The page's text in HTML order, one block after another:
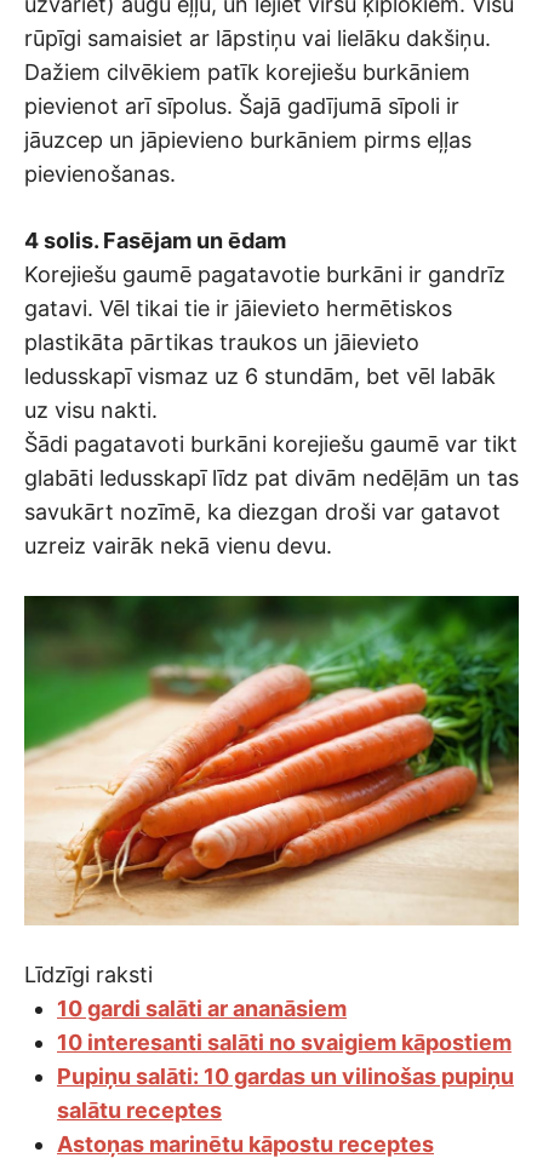
rūpīgi samaisiet ar lāpstiņu vai lielāku dakšiņu.
Dažiem cilvēkiem patīk korejiešu burkāniem
pievienot arī sīpolus. Šajā gadījumā sīpoli ir
jāuzcep un jāpievieno burkāniem pirms eļļas
pievienošanas.
4 solis. Fasējam un ēdam
Korejiešu gaumē pagatavotie burkāni ir gandrīz
gatavi. Vēl tikai tie ir jāievieto hermētiskos
plastikāta pārtikas traukos un jāievieto
ledusskapī vismaz uz 6 stundām, bet vēl labāk
uz visu nakti.
Šādi pagatavoti burkāni korejiešu gaumē var tikt
glabāti ledusskapī līdz pat divām nedēļām un tas
savukārt nozīmē, ka diezgan droši var gatavot
uzreiz vairāk nekā vienu devu.
Līdzīgi raksti
10 gardi salāti ar ananāsiem
10 interesanti salāti no svaigiem kāpostiem
Pupiņu salāti: 10 gardas un vilinošas pupiņu
salātu receptes
Astoņas marinētu kāpostu receptes